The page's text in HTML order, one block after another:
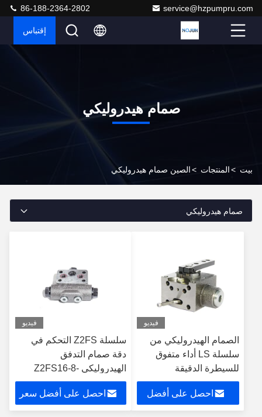
service@hzpumpru.com
86-188-2364-2802
إقتباس
صمام هيدروليكي
بيت >المنتجات >الصين صمام هيدروليكي
صمام هيدروليكي
فيديو
الصمام الهيدروليكي من
سلسلة LS أداء متفوق
للسيطرة الدقيقة
احصل على أفضل
فيديو
سلسلة Z2FS التحكم في
دقة صمام التدفق
الهيدروليكي Z2FS16-8-
3X/S Z2FS22-5-3X/S
احصل على أفضل سعر